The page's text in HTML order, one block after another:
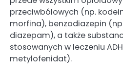
przeciwbólowych (np.
morfina), benzodiazepin
diazepam), a także
stosowanych w leczeniu
metylofenidat).